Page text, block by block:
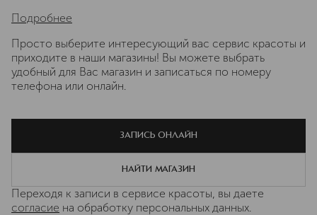
Подробнее
Просто выберите интересующий вас сервис красоты и
приходите в наши магазины! Вы можете выбрать
удобный для Вас магазин и записаться по номеру
телефона или онлайн.
ЗАПИСЬ ОНЛАЙН
НАЙТИ МАГАЗИН
Переходя к записи в сервисе красоты, вы даете
согласие на обработку персональных данных.